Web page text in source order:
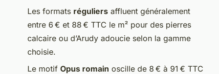
Les formats réguliers affluent généralement
entre 6 € et 88 € TTC le m² pour des pierres
calcaire ou d’Arudy adoucie selon la gamme
choisie.
Le motif Opus romain oscille de 8 € à 91 € TTC